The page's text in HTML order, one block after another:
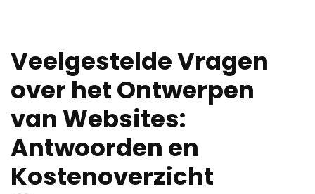
Veelgestelde Vragen
over het Ontwerpen
van Websites:
Antwoorden en
Kostenoverzicht